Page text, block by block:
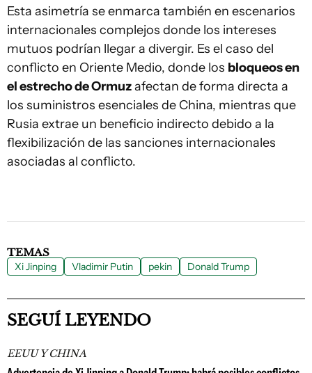
Esta asimetría se enmarca también en escenarios
internacionales complejos donde los intereses
mutuos podrían llegar a divergir. Es el caso del
conflicto en Oriente Medio, donde los bloqueos en
el estrecho de Ormuzafectan de forma directa a
los suministros esenciales de China, mientras que
Rusia extrae un beneficio indirecto debido a la
flexibilización de las sanciones internacionales
asociadas al conflicto.
TEMAS
Xi Jinping Vladimir Putin pekin Donald Trump
SEGUÍ LEYENDO
EEUU Y CHINA